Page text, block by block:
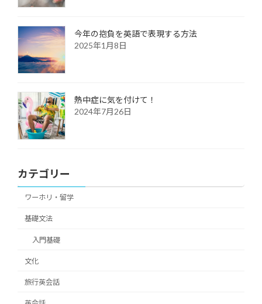
今年の抱負を英語で表現する方法
2025年1月8日
熱中症に気を付けて！
2024年7月26日
カテゴリー
ワーホリ・留学
基礎文法
入門基礎
文化
旅行英会話